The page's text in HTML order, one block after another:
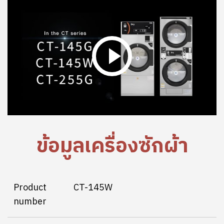
ข้อมูลเครื่องซักผ้า
Product
number
CT-145W